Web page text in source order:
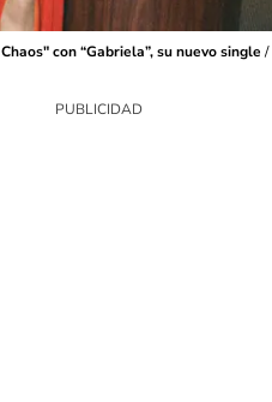
con “Gabriela”, su nuevo single /